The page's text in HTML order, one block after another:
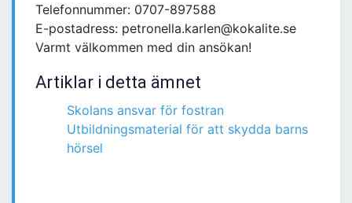
Telefonnummer: 0707-897588
E-postadress: petronella.karlen@kokalite.se
Varmt välkommen med din ansökan!
Artiklar i detta ämnet
Skolans ansvar för fostran
Utbildningsmaterial för att skydda barns
hörsel